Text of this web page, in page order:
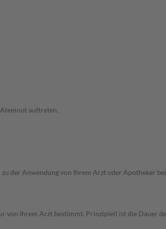
auftreten.
der Anwendung von Ihrem Arzt oder Apotheker
Ihrem Arzt bestimmt. Prinzipiell ist die Dauer